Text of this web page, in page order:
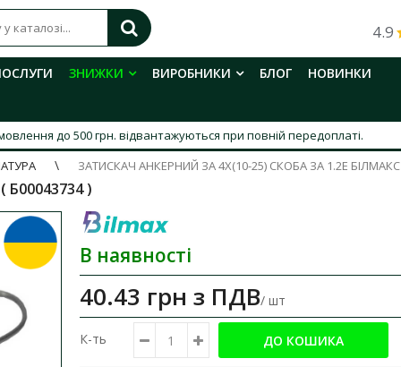
4.9
ЗНИЖКИ ВИРОБНИКИ БЛОГ
НОВИНКИ
до 500 грн. відвантажуються при повній передоплаті.
ЗАТИСКАЧ АНКЕРНИЙ ЗА 4Х(10-25) СКОБА ЗА 1.2Е БІЛМАКС
Б00043734 )​
В наявності
40.43 грн з ПДВ/ шт
К-ть